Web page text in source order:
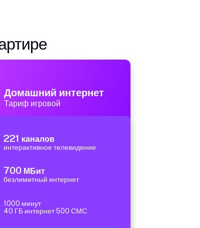
Домашний интернет
Тариф игровой
221 каналов
интерактивное телевидение
700 МБит
безлимитный интернет
1000 минут
40 ГБ интернет 500 СМС